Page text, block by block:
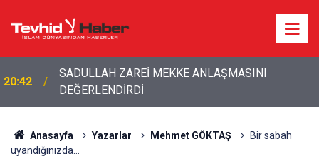
20:20 Bakan Fidan'dan son dakika açıklamalar!
Anasayfa Yazarlar Mehmet GÖKTAŞ
Bir sabah
uyandığınızda…